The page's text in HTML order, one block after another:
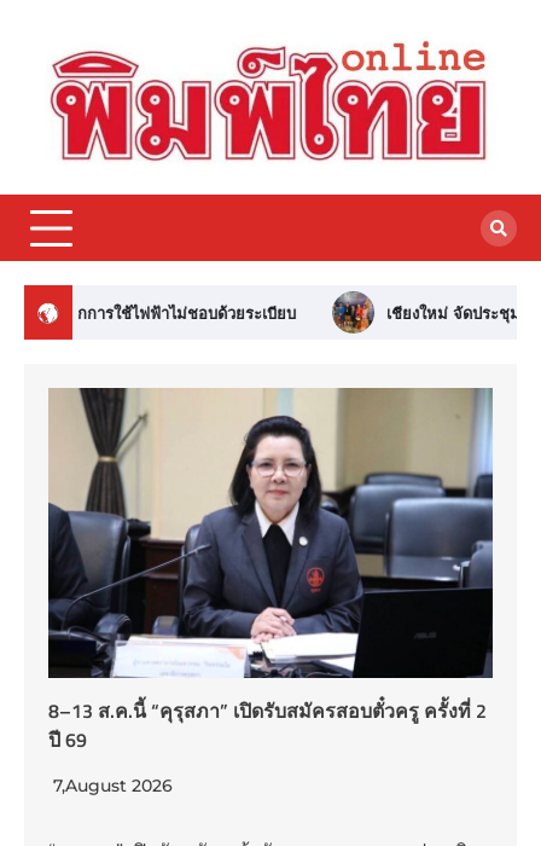
เชียงใหม่ จัดประชุม AAHRS 2026 ครั้งแรก แพทย์-ผู้เชี่ยว ชาญร่วมแลกเปลี่ย
8–13 ส.ค.นี้ “คุรุสภา” เปิดรับสมัครสอบตั๋วครู ครั้งที่ 2
ปี 69
7,August 2026